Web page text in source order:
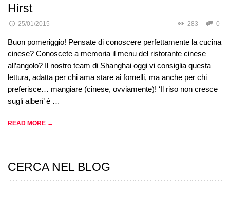
Hirst
25/01/2015 283 0
Buon pomeriggio! Pensate di conoscere perfettamente la cucina
cinese? Conoscete a memoria il menu del ristorante cinese
all’angolo? Il nostro team di Shanghai oggi vi consiglia questa
lettura, adatta per chi ama stare ai fornelli, ma anche per chi
preferisce… mangiare (cinese, ovviamente)! ‘Il riso non cresce
sugli alberi’ è …
READ MORE →
CERCA NEL BLOG